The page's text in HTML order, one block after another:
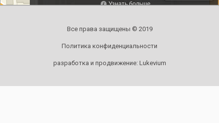
Все права защищены © 2019
Политика конфиденциальности
разработка и продвижение: Lukevium